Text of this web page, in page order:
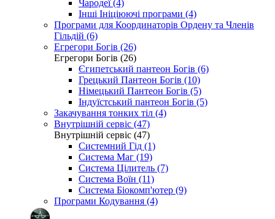
Чародеї (4)
Інші Ініціюючі програми (4)
Програми для Координаторів Ордену та Членів
Гільдій (6)
Егрегори Богів (26)
Егрегори Богів (26)
Єгипетський пантеон Богів (6)
Грецький Пантеон Богів (10)
Німецький Пантеон Богів (5)
Індуїстський пантеон Богів (5)
Закачування тонких тіл (4)
Внутрішній сервіс (47)
Внутрішній сервіс (47)
Системний Гід (1)
Система Маг (19)
Система Цілитель (7)
Система Воїн (11)
Система Біокомп'ютер (9)
Програми Кодування (4)